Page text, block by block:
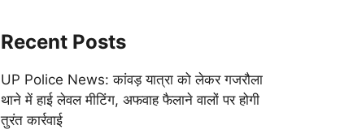
Recent Posts
UP Police News: कांवड़ यात्रा को लेकर गजरौला
थाने में हाई लेवल मीटिंग, अफवाह फैलाने वालों पर होगी
तुरंत कार्रवाई